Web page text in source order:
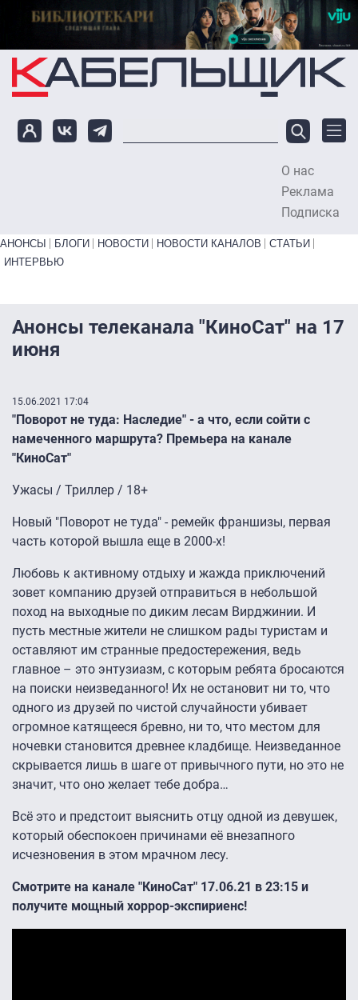
Перейти к основному содержанию
О нас
Реклама
Подписка
Primary links bottom
АНОНСЫ БЛОГИ НОВОСТИ НОВОСТИ КАНАЛОВ
СТАТЬИ
ИНТЕРВЬЮ
Анонсы телеканала "КиноСат" на 17
июня
15.06.2021 17:04
"Поворот не туда: Наследие" - а что, если сойти с
намеченного маршрута? Премьера на канале
"КиноСат"
Ужасы / Триллер / 18+
Новый "Поворот не туда" - ремейк франшизы, первая
часть которой вышла еще в 2000-х!
Любовь к активному отдыху и жажда приключений
зовет компанию друзей отправиться в небольшой
поход на выходные по диким лесам Вирджинии. И
пусть местные жители не слишком рады туристам и
оставляют им странные предостережения, ведь
главное – это энтузиазм, с которым ребята бросаются
на поиски неизведанного! Их не остановит ни то, что
одного из друзей по чистой случайности убивает
огромное катящееся бревно, ни то, что местом для
ночевки становится древнее кладбище. Неизведанное
скрывается лишь в шаге от привычного пути, но это не
значит, что оно желает тебе добра…
Всё это и предстоит выяснить отцу одной из девушек,
который обеспокоен причинами её внезапного
исчезновения в этом мрачном лесу.
Смотрите на канале "КиноСат" 17.06.21 в 23:15 и
получите мощный хоррор-экспириенс!